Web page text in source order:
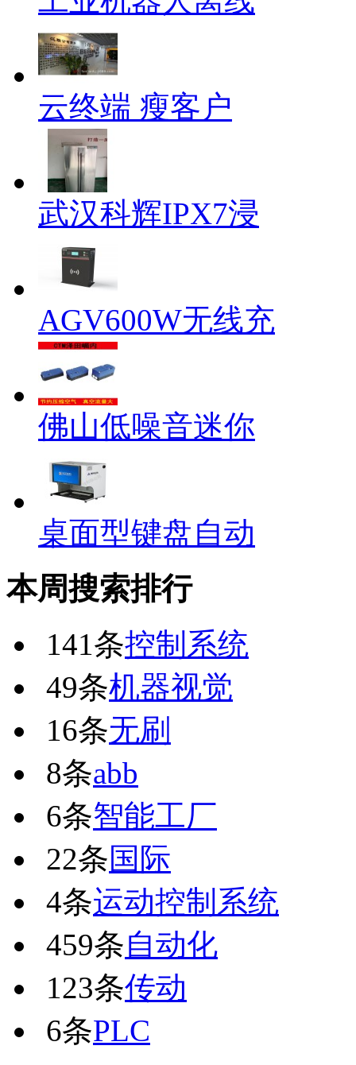
云终端 瘦客户
武汉科辉IPX7浸
AGV600W无线充
佛山低噪音迷你
桌面型键盘自动
本周搜索排行
141条控制系统
49条机器视觉
16条无刷
8条abb
6条智能工厂
22条国际
4条运动控制系统
459条自动化
123条传动
6条PLC